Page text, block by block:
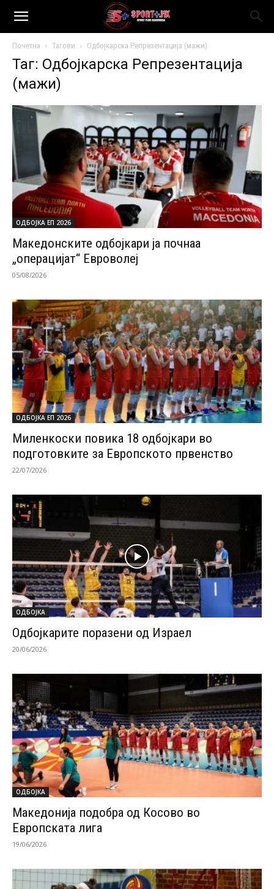
Почетна Тагови Одбојкарска Репрезентација (мажи)
Таг: Одбојкарска Репрезентација
(мажи)
ОДБОЈКА ЕП 2026
Македонските одбојкари ја почнаа
„операцијат“ Евроволеј
05/08/2026
ОДБОЈКА ЕП 2026
Миленкоски повика 18 одбојкари во
подготовките за Европското првенство
22/07/2026
ОДБОЈКА
Одбојкарите поразени од Израел
20/06/2026
ОДБОЈКА
Македонија подобра од Косово во
Европската лига
19/06/2026